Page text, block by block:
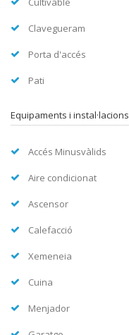
Clavegueram
Porta d'accés
Pati
Equipaments i instal·lacions
Accés Minusvàlids
Aire condicionat
Ascensor
Calefacció
Xemeneia
Cuina
Menjador